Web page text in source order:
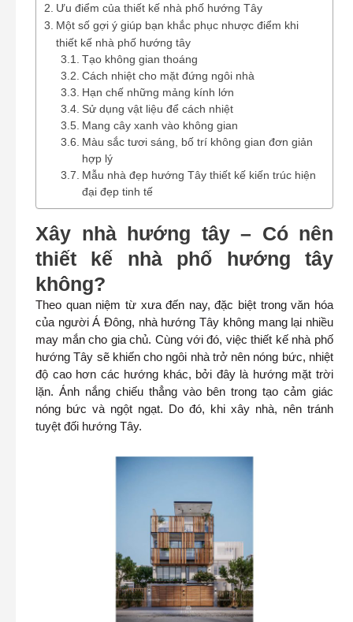
Ưu điểm của thiết kế nhà phố hướng Tây
Một số gợi ý giúp bạn khắc phục nhược điểm khi
thiết kế nhà phố hướng tây
Tạo không gian thoáng
Cách nhiệt cho mặt đứng ngôi nhà
Hạn chế những mảng kính lớn
Sử dụng vật liệu để cách nhiệt
Mang cây xanh vào không gian
Màu sắc tươi sáng, bố trí không gian đơn giản
hợp lý
Mẫu nhà đẹp hướng Tây thiết kế kiến trúc hiện
đại đẹp tinh tế
Xây nhà hướng tây – Có nên
thiết kế nhà phố hướng tây
không?
Theo quan niệm từ xưa đến nay, đặc biệt trong văn hóa
của người Á Đông, nhà hướng Tây không mang lại nhiều
may mắn cho gia chủ. Cùng với đó, việc thiết kế nhà phố
hướng Tây sẽ khiến cho ngôi nhà trở nên nóng bức, nhiệt
độ cao hơn các hướng khác, bởi đây là hướng mặt trời
lặn. Ánh nắng chiếu thẳng vào bên trong tạo cảm giác
nóng bức và ngột ngạt. Do đó, khi xây nhà, nên tránh
tuyệt đối hướng Tây.